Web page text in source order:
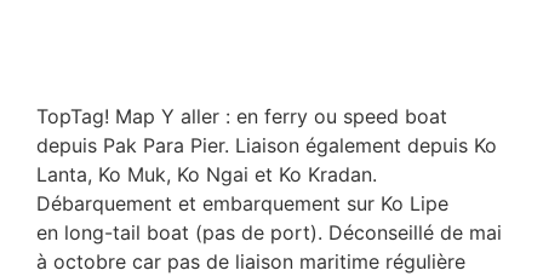
TopTag! Map Y aller : en ferry ou speed boat
depuis Pak Para Pier. Liaison également depuis Ko
Lanta, Ko Muk, Ko Ngai et Ko Kradan.
Débarquement et embarquement sur Ko Lipe
en long-tail boat (pas de port). Déconseillé de mai
à octobre car pas de liaison maritime régulière